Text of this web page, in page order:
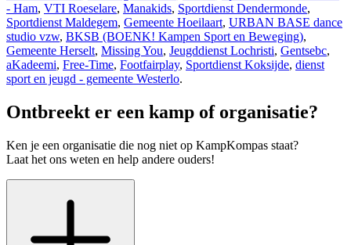
- Ham, VTI Roeselare, Manakids, Sportdienst Dendermonde,
Sportdienst Maldegem, Gemeente Hoeilaart, URBAN BASE dance
studio vzw, BKSB (BOENK! Kampen Sport en Beweging),
Gemeente Herselt, Missing You, Jeugddienst Lochristi, Gentsebc,
aKadeemi, Free-Time, Footfairplay, Sportdienst Koksijde, dienst
sport en jeugd - gemeente Westerlo.
Ontbreekt er een kamp of organisatie?
Ken je een organisatie die nog niet op KampKompas staat?
Laat het ons weten en help andere ouders!